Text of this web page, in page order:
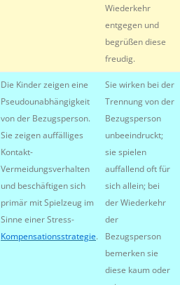
Wiederkehr
entgegen und
begrüßen diese
freudig.
Die Kinder zeigen eine
Pseudounabhängigkeit
von der Bezugsperson.
Sie zeigen auffälliges
Kontakt-
Vermeidungsverhalten
und beschäftigen sich
primär mit Spielzeug im
Sinne einer Stress-
Kompensationsstrategie.
Sie wirken bei der
Trennung von der
Bezugsperson
unbeeindruckt;
sie spielen
auffallend oft für
sich allein; bei
der Wiederkehr
der
Bezugsperson
bemerken sie
diese kaum oder